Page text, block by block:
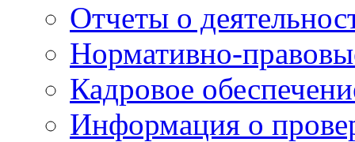
Отчеты о
Нормативно-
Кадровое
Информация о